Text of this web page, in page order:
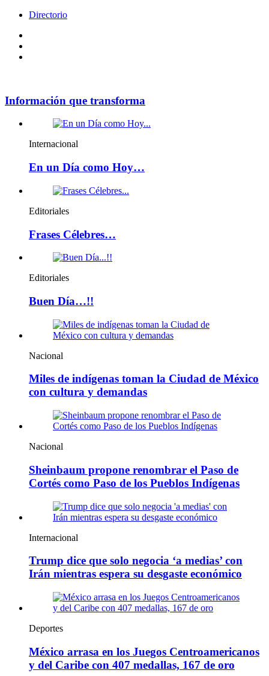
Directorio
Información que transforma
Internacional
En un Día como Hoy…
Editoriales
Frases Célebres…
Editoriales
Buen Día…!!
Nacional
Miles de indígenas toman la Ciudad de México
con cultura y demandas
Nacional
Sheinbaum propone renombrar el Paso de
Cortés como Paso de los Pueblos Indígenas
Internacional
Trump dice que solo negocia ‘a medias’ con
Irán mientras espera su desgaste económico
Deportes
México arrasa en los Juegos Centroamericanos
y del Caribe con 407 medallas, 167 de oro